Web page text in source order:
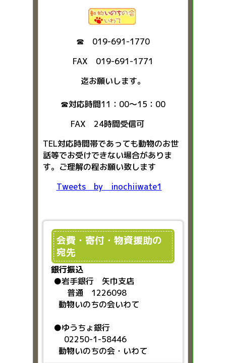
☎ 019-691-1770
FAX 019-691-1771
迄お願いします。
☎対応時間11：00～15：00
FAX 24時間受信可
TEL対応時間帯であっても動物のお世
話等でお受けできない場合がありま
す。ご理解の程お願い致します
Tweets by inochiiwate1
会費・寄付・物資援助の
宛先
銀行振込
●岩手銀行 矢巾支店
普通 1226098
動物いのちの会いわて
●ゆうちょ銀行
02250-1-58446
動物いのちの会・いわて